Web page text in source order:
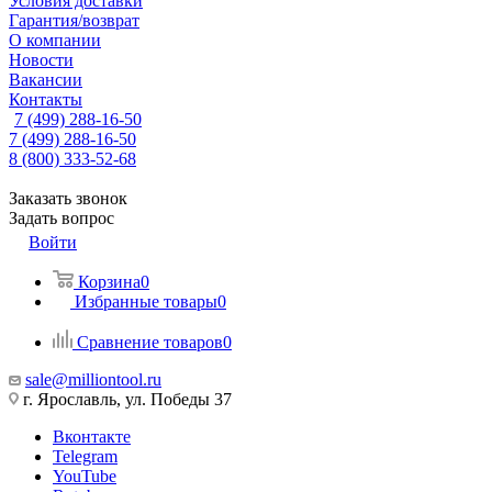
Гарантия/возврат
О компании
Новости
Вакансии
Контакты
7 (499) 288-16-50
7 (499) 288-16-50
8 (800) 333-52-68
Заказать звонок
Задать вопрос
Войти
Корзина0
Избранные товары0
Сравнение товаров0
sale@milliontool.ru
г. Ярославль, ул. Победы 37
Вконтакте
Telegram
YouTube